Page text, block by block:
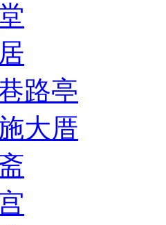
路亭
大厝